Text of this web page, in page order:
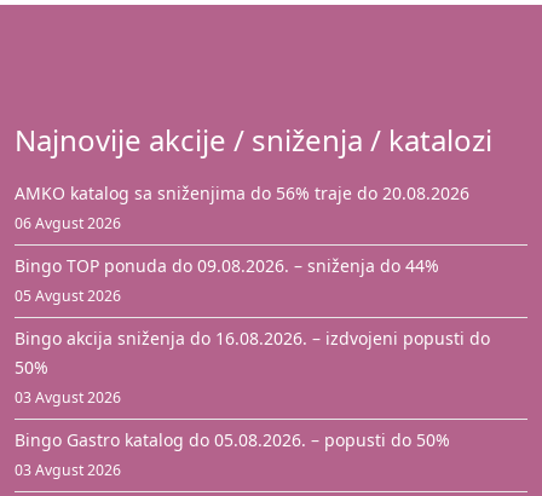
Najnovije akcije / sniženja / katalozi
AMKO katalog sa sniženjima do 56% traje do 20.08.2026
06 Avgust 2026
Bingo TOP ponuda do 09.08.2026. – sniženja do 44%
05 Avgust 2026
Bingo akcija sniženja do 16.08.2026. – izdvojeni popusti do
50%
03 Avgust 2026
Bingo Gastro katalog do 05.08.2026. – popusti do 50%
03 Avgust 2026